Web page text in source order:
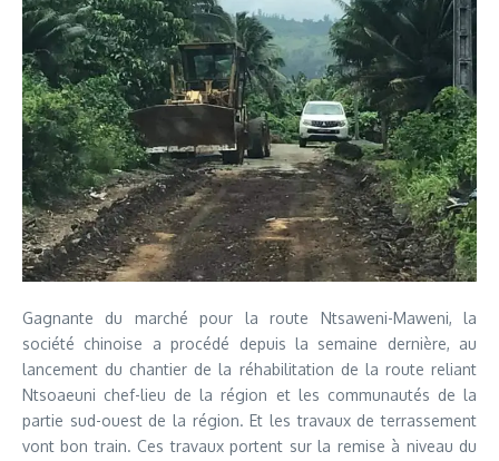
Gagnante du marché pour la route Ntsaweni-Maweni, la
société chinoise a procédé depuis la semaine dernière, au
lancement du chantier de la réhabilitation de la route reliant
Ntsoaeuni chef-lieu de la région et les communautés de la
partie sud-ouest de la région. Et les travaux de terrassement
vont bon train. Ces travaux portent sur la remise à niveau du